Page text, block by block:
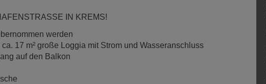
IN KREMS!
werden
17 m² große Loggia mit Strom und Wasseranschluss
auf den Balkon